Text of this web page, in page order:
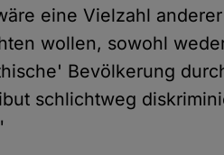
eine Vielzahl
wollen, sowohl
Bevölkerung
schlichtweg